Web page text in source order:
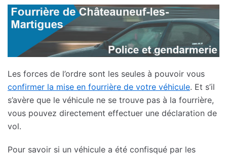
Les forces de l’ordre sont les seules à pouvoir vous
confirmer la mise en fourrière de votre véhicule. Et s’il
s’avère que le véhicule ne se trouve pas à la fourrière,
vous pouvez directement effectuer une déclaration de
vol.
Pour savoir si un véhicule a été confisqué par les